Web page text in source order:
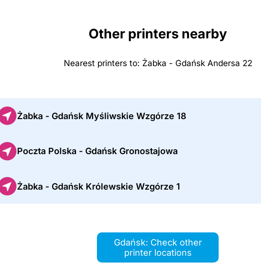
Other printers nearby
Nearest printers to: Żabka - Gdańsk Andersa 22
Żabka - Gdańsk Myśliwskie Wzgórze 18
Poczta Polska - Gdańsk Gronostajowa
Żabka - Gdańsk Królewskie Wzgórze 1
Gdańsk: Check other
printer locations